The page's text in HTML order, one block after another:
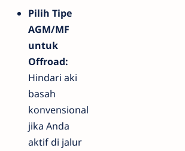
Pilih Tipe
AGM/MF
untuk
Offroad:
Hindari aki
basah
konvensional
jika Anda
aktif di jalur